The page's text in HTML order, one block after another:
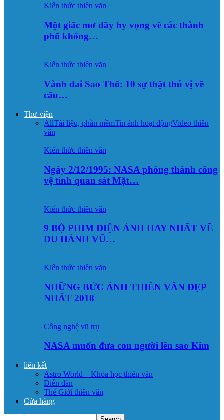
Kiến thức thiên văn
Một giấc mơ đầy hy vọng về các thành
phố khổng…
Kiến thức thiên văn
Vành đai Sao Thổ: 10 sự thật thú vị về
cấu…
Thư viện
AllTài liệu, phần mềmTin ảnh hoạt độngVideo thiên
văn
Kiến thức thiên văn
Ngày 2/12/1995: NASA phóng thành công
vệ tinh quan sát Mặt…
Kiến thức thiên văn
9 BỘ PHIM ĐIỆN ẢNH HAY NHẤT VỀ
DU HÀNH VŨ…
Kiến thức thiên văn
NHỮNG BỨC ẢNH THIÊN VĂN ĐẸP
NHẤT 2018
Công nghệ vũ trụ
NASA muốn đưa con người lên sao Kim
liên kết
Astro World – Khóa học thiên văn
Diễn đàn
Thế Giới thiên văn
Cửa hàng